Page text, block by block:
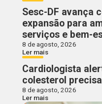
Sesc-DF avança
expansão para
serviços e bem-
8 de agosto, 2026
Ler mais
Cardiologista
colesterol
8 de agosto, 2026
Ler mais